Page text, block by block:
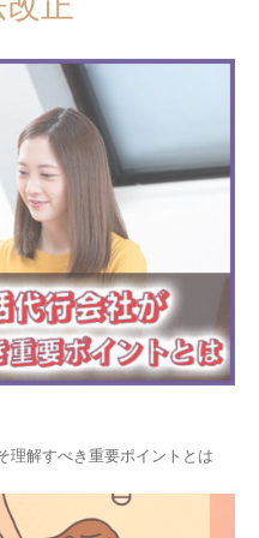
理解すべき重要ポイントとは